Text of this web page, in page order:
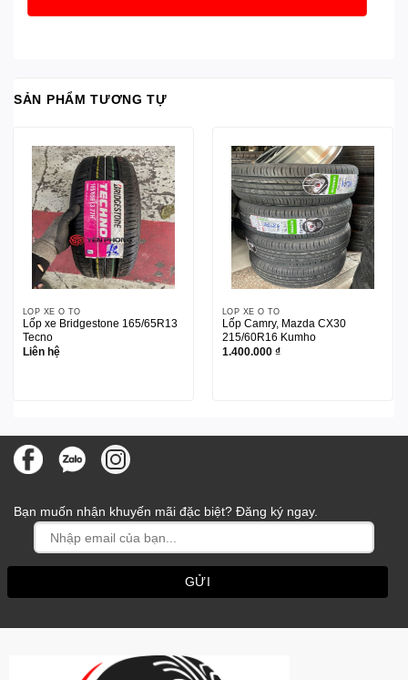
SẢN PHẨM TƯƠNG TỰ
LỐP XE Ô TÔ
Lốp xe Bridgestone 165/65R13
Tecno
Liên hệ
LỐP XE Ô TÔ
Lốp Camry, Mazda CX30
215/60R16 Kumho
1.400.000 ₫
Bạn muốn nhận khuyến mãi đặc biệt? Đăng ký ngay.